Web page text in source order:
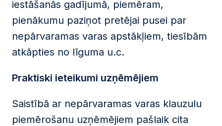
iestāšanās gadījumā, piemēram,
pienākumu paziņot pretējai pusei par
nepārvaramas varas apstākļiem, tiesībām
atkāpties no līguma u.c.
Praktiski ieteikumi uzņēmējiem
Saistībā ar nepārvaramas varas klauzulu
piemērošanu uzņēmējiem pašlaik cita